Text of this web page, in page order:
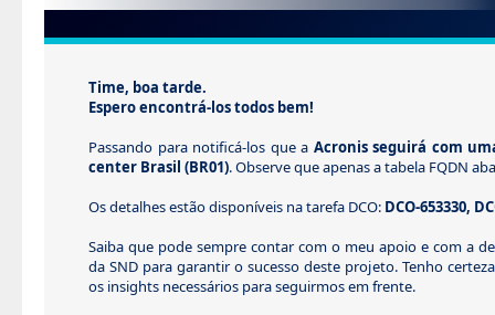
Time, boa tarde.
Espero encontrá-los todos bem!
Passando para notificá-los que a Acronis seguirá com
center Brasil (BR01). Observe que apenas a tabela FQDN
Os detalhes estão disponíveis na tarefa DCO: DCO-653330,
Saiba que pode sempre contar com o meu apoio e com a
da SND para garantir o sucesso deste projeto. Tenho
os insights necessários para seguirmos em frente.